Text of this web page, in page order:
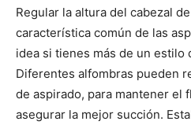
Regular la altura del cabezal
característica común de las
idea si tienes más de un estilo
Diferentes alfombras pueden
de aspirado, para mantener el
asegurar la mejor succión.